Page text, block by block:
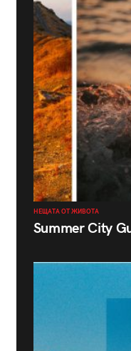
НЕЩАТА ОТ ЖИВОТА
Summer City